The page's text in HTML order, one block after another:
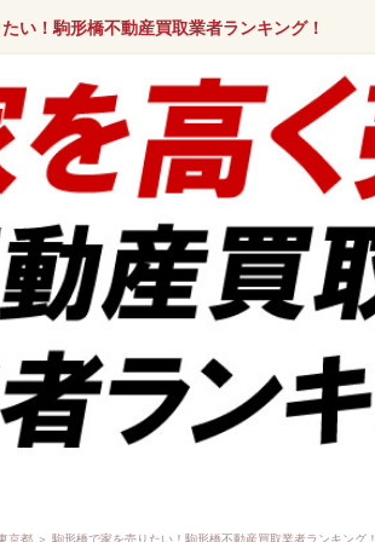
い！駒形橋不動産買取業者ランキング！
京都 ＞ 駒形橋で家を売りたい！駒形橋不動産買取業者ランキング！